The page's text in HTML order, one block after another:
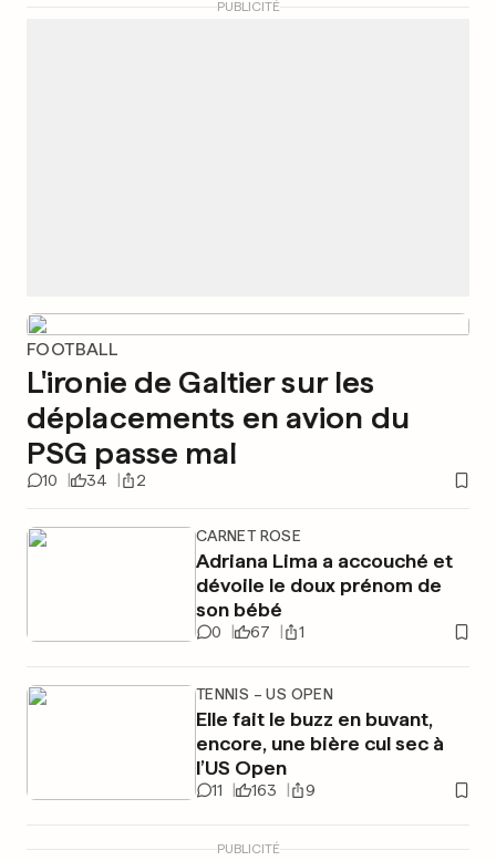
PUBLICITÉ
FOOTBALL
L'ironie de Galtier sur les
déplacements en avion du
PSG passe mal
10 34 2
CARNET ROSE
Adriana Lima a accouché et
dévoile le doux prénom de
son bébé
0 67 1
TENNIS – US OPEN
Elle fait le buzz en buvant,
encore, une bière cul sec à
l’US Open
11 163 9
PUBLICITÉ